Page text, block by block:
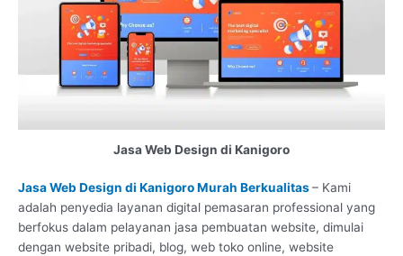
Jasa Web Design di Kanigoro
Jasa Web Design di Kanigoro Murah Berkualitas– Kami
adalah penyedia layanan digital pemasaran professional yang
berfokus dalam pelayanan jasa pembuatan website, dimulai
dengan website pribadi, blog, web toko online, website